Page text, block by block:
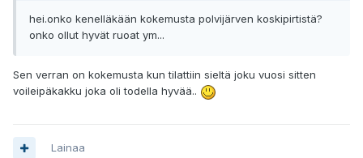
hei.onko kenelläkään kokemusta polvijärven koskipirtistä?
onko ollut hyvät ruoat ym...
Sen verran on kokemusta kun tilattiin sieltä joku vuosi sitten
voileipäkakku joka oli todella hyvää..
Lainaa